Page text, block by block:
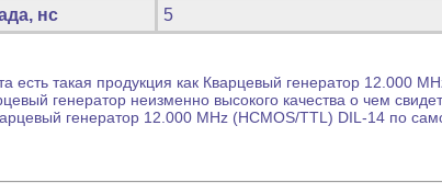
нс
5
есть такая продукция как Кварцевый генератор 12.000
генератор неизменно высокого качества о чем
генератор 12.000 MHz (HCMOS/TTL) DIL-14 по